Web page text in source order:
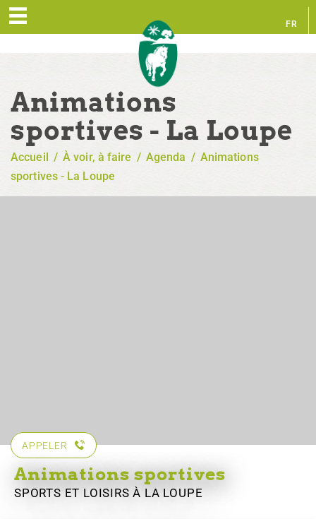
FR
Animations
sportives - La Loupe
Accueil / À voir, à faire / Agenda / Animations
sportives - La Loupe
APPELER
Animations sportives
SPORTS ET LOISIRSÀ LA LOUPE